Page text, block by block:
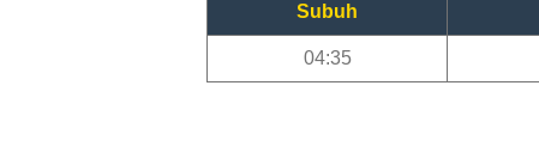
Subuh
04:35